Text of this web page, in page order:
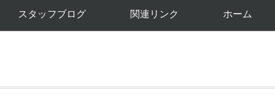
スタッフブログ 関連リンク ホーム